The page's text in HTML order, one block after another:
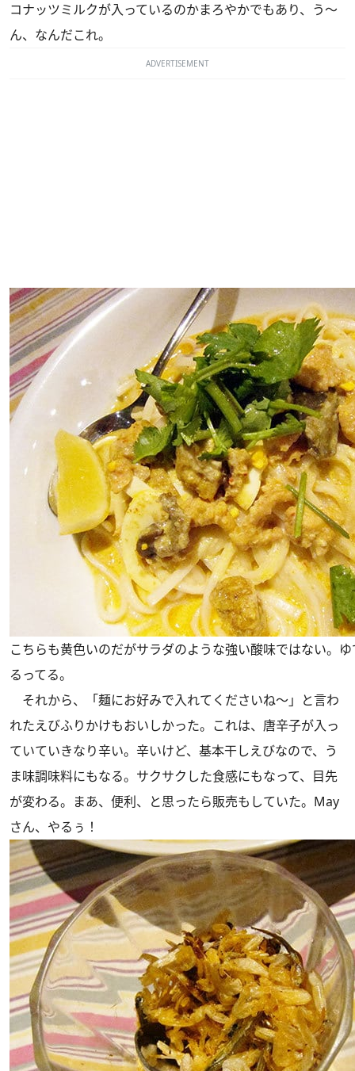
コナッツミルクが入っているのかまろやかでもあり、う～
ん、なんだこれ。
ADVERTISEMENT
こちらも黄色いのだがサラダのような強い酸味ではない。
るってる。
それから、「麺にお好みで入れてくださいね～」と言わ
れたえびふりかけもおいしかった。これは、唐辛子が入っ
ていていきなり辛い。辛いけど、基本干しえびなので、う
ま味調味料にもなる。サクサクした食感にもなって、目先
が変わる。まあ、便利、と思ったら販売もしていた。May
さん、やるぅ！